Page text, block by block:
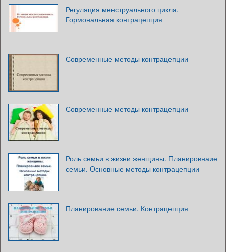
Регуляция менструального цикла.
Гормональная контрацепция
Современные методы контрацепции
Современные методы контрацепции
Роль семьи в жизни женщины. Планировнаие
семьи. Основные методы контрацепции
Планирование семьи. Контрацепция